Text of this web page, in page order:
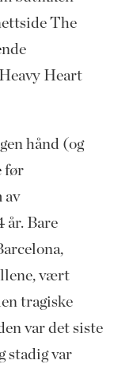
The
Heart
hånd (og
før
av
år. Bare
vært
tragiske
var det siste
stadig var